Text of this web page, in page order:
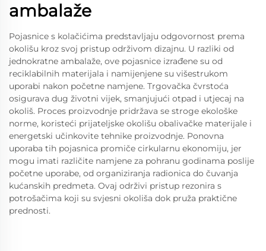
ambalaže
Pojasnice s kolačićima predstavljaju odgovornost prema
okolišu kroz svoj pristup održivom dizajnu. U razliki od
jednokratne ambalaže, ove pojasnice izrađene su od
reciklabilnih materijala i namijenjene su višestrukom
uporabi nakon početne namjene. Trgovačka čvrstoća
osigurava dug životni vijek, smanjujući otpad i utjecaj na
okoliš. Proces proizvodnje pridržava se stroge ekološke
norme, koristeći prijateljske okolišu obalivačke materijale i
energetski učinkovite tehnike proizvodnje. Ponovna
uporaba tih pojasnica promiče cirkularnu ekonomiju, jer
mogu imati različite namjene za pohranu godinama poslije
početne uporabe, od organiziranja radionica do čuvanja
kućanskih predmeta. Ovaj održivi pristup rezonira s
potrošačima koji su svjesni okoliša dok pruža praktične
prednosti.